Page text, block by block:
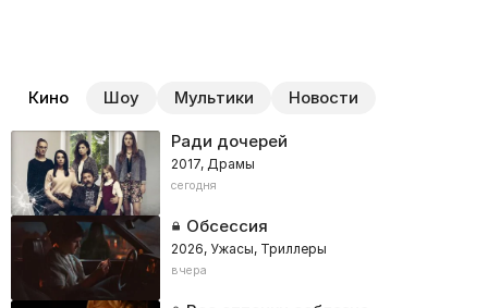
Кино Шоу Мультики Новости
Ради дочерей
2017, Драмы
сегодня
Обсессия
2026, Ужасы, Триллеры
вчера